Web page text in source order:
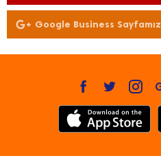
Google Business Sayfamız